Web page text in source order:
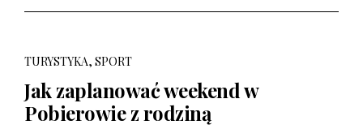
TURYSTYKA, SPORT
Jak zaplanować weekend w
Pobierowie z rodziną